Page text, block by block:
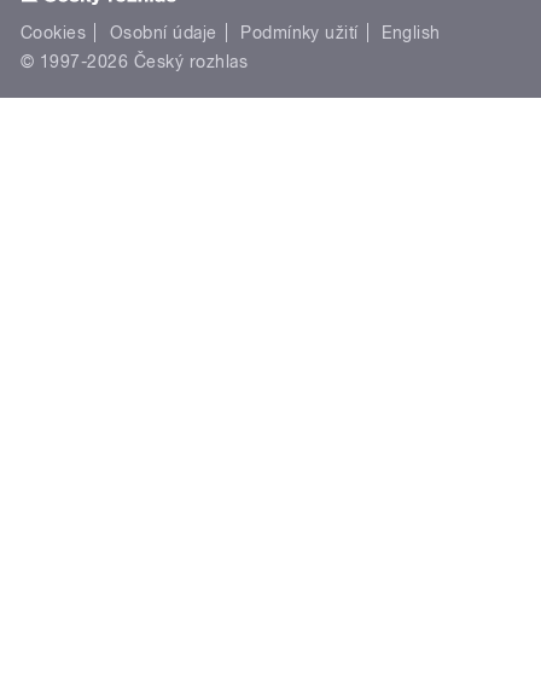
Cookies Osobní údaje Podmínky užití
English
© 1997-2026 Český rozhlas